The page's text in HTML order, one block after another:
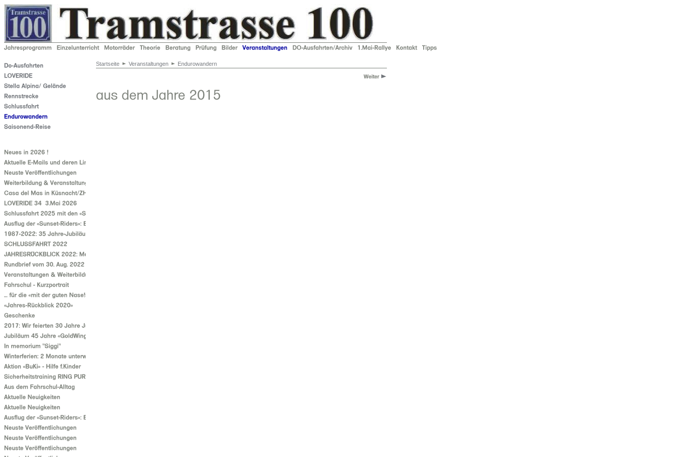
Startseite Veranstaltungen Endurowandern